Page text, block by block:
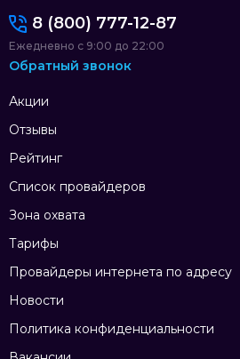
Акции
Отзывы
Рейтинг
Список провайдеров
Зона охвата
Тарифы
Провайдеры интернета по адресу
Новости
Политика конфиденциальности
8 (800) 777-12-87
Ежедневно с 9:00 до 22:00
Обратный звонок